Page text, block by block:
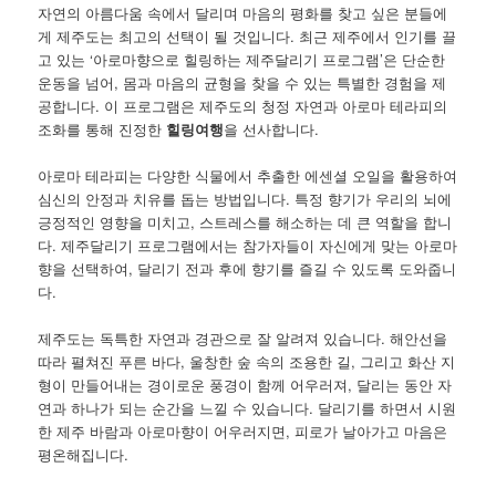
자연의 아름다움 속에서 달리며 마음의 평화를 찾고 싶은 분들에
게 제주도는 최고의 선택이 될 것입니다. 최근 제주에서 인기를 끌
고 있는 ‘아로마향으로 힐링하는 제주달리기 프로그램’은 단순한
운동을 넘어, 몸과 마음의 균형을 찾을 수 있는 특별한 경험을 제
공합니다. 이 프로그램은 제주도의 청정 자연과 아로마 테라피의
조화를 통해 진정한 힐링여행을 선사합니다.
아로마 테라피는 다양한 식물에서 추출한 에센셜 오일을 활용하여
심신의 안정과 치유를 돕는 방법입니다. 특정 향기가 우리의 뇌에
긍정적인 영향을 미치고, 스트레스를 해소하는 데 큰 역할을 합니
다. 제주달리기 프로그램에서는 참가자들이 자신에게 맞는 아로마
향을 선택하여, 달리기 전과 후에 향기를 즐길 수 있도록 도와줍니
다.
제주도는 독특한 자연과 경관으로 잘 알려져 있습니다. 해안선을
따라 펼쳐진 푸른 바다, 울창한 숲 속의 조용한 길, 그리고 화산 지
형이 만들어내는 경이로운 풍경이 함께 어우러져, 달리는 동안 자
연과 하나가 되는 순간을 느낄 수 있습니다. 달리기를 하면서 시원
한 제주 바람과 아로마향이 어우러지면, 피로가 날아가고 마음은
평온해집니다.